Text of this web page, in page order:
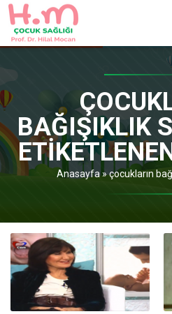
BAĞIŞIKLIK
Anasayfa»çocukların